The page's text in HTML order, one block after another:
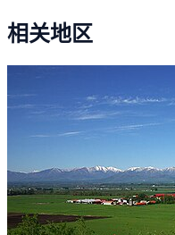
相关地区